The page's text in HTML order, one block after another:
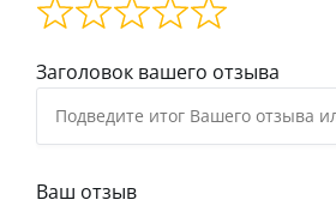
Заголовок вашего отзыва
Ваш отзыв